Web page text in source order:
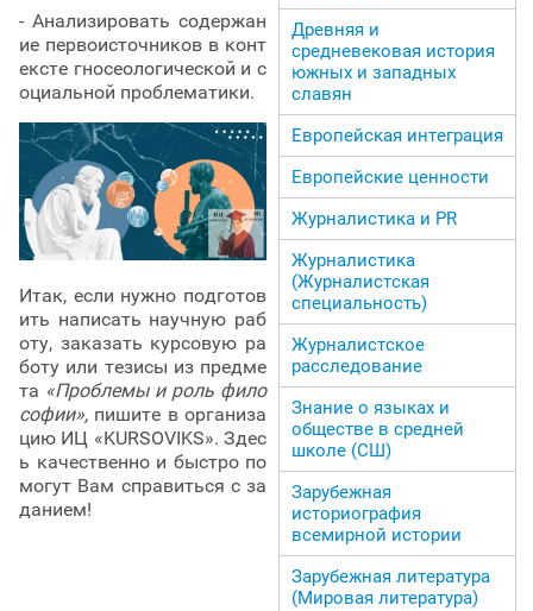
- Анализировать содержан
ие первоисточников в конт
ексте гносеологической и с
оциальной проблематики.
Итак, если нужно подготов
ить написать научную раб
оту, заказать курсовую ра
боту или тезисы из предме
та «Проблемы и роль фило
софии», пишите в организа
цию ИЦ «KURSOVIKS». Здес
ь качественно и быстро по
могут Вам справиться с за
данием!
Древняя и
средневековая история
южных и западных
славян
Европейская интеграция
Европейские ценности
Журналистика и PR
Журналистика
(Журналистская
специальность)
Журналистское
расследование
Знание о языках и
обществе в средней
школе (СШ)
Зарубежная
историография
всемирной истории
Зарубежная литература
(Мировая литература)